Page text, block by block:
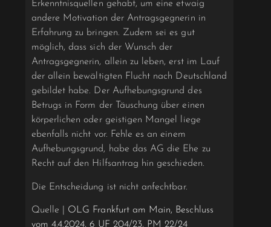
Erkenntnisquellen gehabt, um eine etwaig
andere Motivation der Antragsgegnerin in
Erfahrung zu bringen. Zudem sei es gut
möglich, dass sich der Wunsch der
Antragsgegnerin, allein zu leben, erst im Lauf
der allein bewältigten Flucht nach Deutschland
gebildet habe. Der Aufhebungsgrund des
Betrugs in Form der Täuschung über einen
körperlichen oder geistigen Mangel liege
ebenfalls nicht vor. Fehle es an einem
Aufhebungsgrund, habe das AG die Ehe zu
Recht auf den Hilfsantrag hin geschieden.
Die Entscheidung ist nicht anfechtbar.
Quelle | OLG Frankfurt am Main, Beschluss
vom 4.4.2024, 6 UF 204/23, PM 22/24